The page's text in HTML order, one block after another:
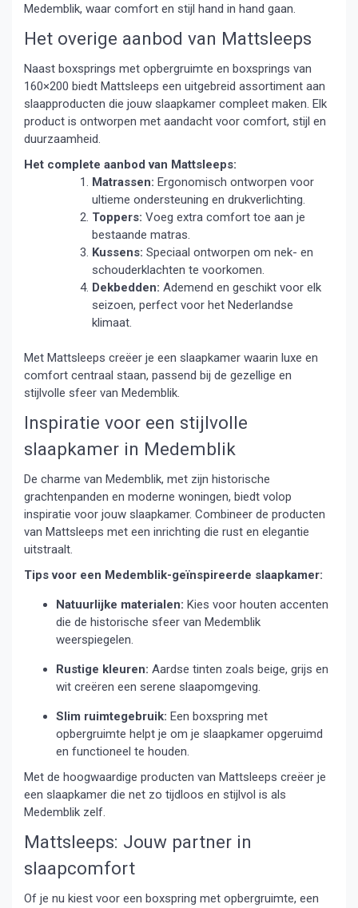
Medemblik, waar comfort en stijl hand in hand gaan.
Het overige aanbod van Mattsleeps
Naast boxsprings met opbergruimte en boxsprings van
160×200 biedt Mattsleeps een uitgebreid assortiment aan
slaapproducten die jouw slaapkamer compleet maken. Elk
product is ontworpen met aandacht voor comfort, stijl en
duurzaamheid.
Het complete aanbod van Mattsleeps:
Matrassen: Ergonomisch ontworpen voor
ultieme ondersteuning en drukverlichting.
Toppers: Voeg extra comfort toe aan je
bestaande matras.
Kussens: Speciaal ontworpen om nek- en
schouderklachten te voorkomen.
Dekbedden: Ademend en geschikt voor elk
seizoen, perfect voor het Nederlandse
klimaat.
Met Mattsleeps creëer je een slaapkamer waarin luxe en
comfort centraal staan, passend bij de gezellige en
stijlvolle sfeer van Medemblik.
Inspiratie voor een stijlvolle
slaapkamer in Medemblik
De charme van Medemblik, met zijn historische
grachtenpanden en moderne woningen, biedt volop
inspiratie voor jouw slaapkamer. Combineer de producten
van Mattsleeps met een inrichting die rust en elegantie
uitstraalt.
Tips voor een Medemblik-geïnspireerde slaapkamer:
Natuurlijke materialen: Kies voor houten accenten
die de historische sfeer van Medemblik
weerspiegelen.
Rustige kleuren: Aardse tinten zoals beige, grijs en
wit creëren een serene slaapomgeving.
Slim ruimtegebruik: Een boxspring met
opbergruimte helpt je om je slaapkamer opgeruimd
en functioneel te houden.
Met de hoogwaardige producten van Mattsleeps creëer je
een slaapkamer die net zo tijdloos en stijlvol is als
Medemblik zelf.
Mattsleeps: Jouw partner in
slaapcomfort
Of je nu kiest voor een boxspring met opbergruimte, een